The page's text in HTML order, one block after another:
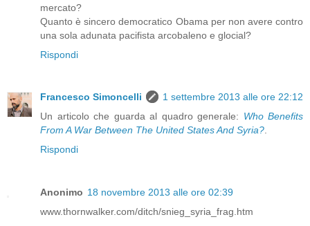
mercato?
Quanto è sincero democratico Obama per non avere contro
una sola adunata pacifista arcobaleno e glocial?
Rispondi
Francesco Simoncelli
1 settembre 2013 alle ore 22:12
Un articolo che guarda al quadro generale: Who Benefits
From A War Between The United States And Syria?.
Rispondi
Anonimo 18 novembre 2013 alle ore 02:39
www.thornwalker.com/ditch/snieg_syria_frag.htm